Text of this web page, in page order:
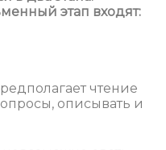
этап входят:
чтение
описывать и